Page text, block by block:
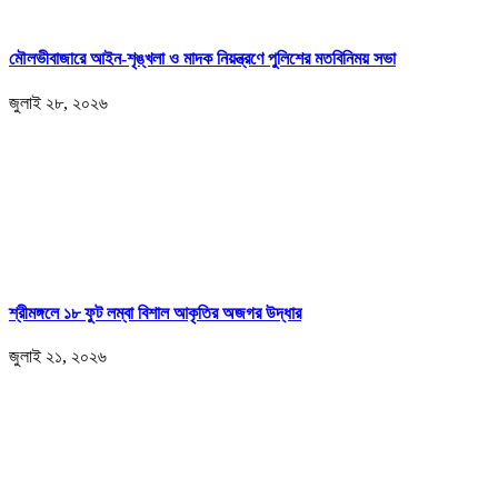
মৌলভীবাজারে আইন-শৃঙ্খলা ও মাদক নিয়ন্ত্রণে পুলিশের মতবিনিময় সভা
জুলাই ২৮, ২০২৬
শ্রীমঙ্গলে ১৮ ফুট লম্বা বিশাল আকৃতির অজগর উদ্ধার
জুলাই ২১, ২০২৬